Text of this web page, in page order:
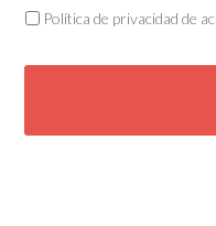
Política de privacidad de